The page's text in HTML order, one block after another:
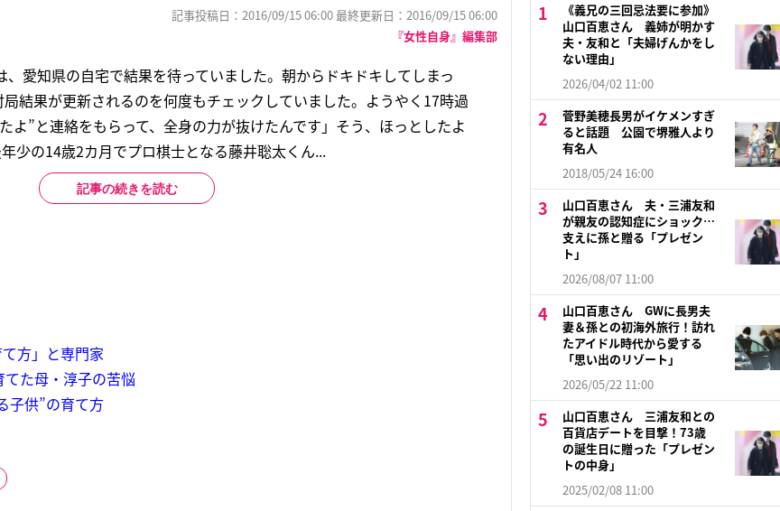
記事投稿日：2016/09/15 06:00 最終更新日：2016/09/15 06:00
『女性自身』編集部
、愛知県の自宅で結果を待っていました。朝からドキドキしてしまっ
結果が更新されるのを何度もチェックしていました。ようやく17時過
よ”と連絡をもらって、全身の力が抜けたんです」そう、ほっとしたよ
少の14歳2カ月でプロ棋士となる藤井聡太くん...
記事の続きを読む
方」と専門家
た母・淳子の苦悩
子供”の育て方
《義兄の三回忌法要に参加》
山口百恵さん 義姉が明かす
夫・友和と「夫婦げんかをし
ない理由」
2026/04/02 11:00
菅野美穂長男がイケメンすぎ
ると話題 公園で堺雅人より
有名人
2018/05/24 16:00
山口百恵さん 夫・三浦友和
が親友の認知症にショック…
支えに孫と贈る「プレゼン
ト」
2026/08/07 11:00
山口百恵さん GWに長男夫
妻＆孫との初海外旅行！訪れ
たアイドル時代から愛する
「思い出のリゾート」
2026/05/22 11:00
山口百恵さん 三浦友和との
百貨店デートを目撃！73歳
の誕生日に贈った「プレゼン
トの中身」
2025/02/08 11:00